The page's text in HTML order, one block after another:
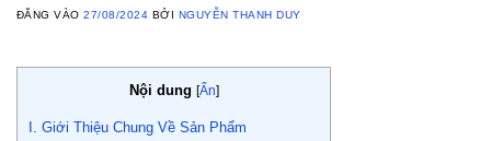
ĐĂNG VÀO27/08/2024 BỞI NGUYỄN THANH DUY
Nội dung [Ẩn]
I. Giới Thiệu Chung Về Sản Phẩm